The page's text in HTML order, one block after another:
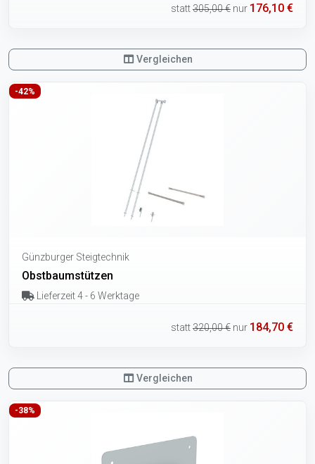
statt305,00 € nur 176,10 €
Vergleichen
-42%
Günzburger Steigtechnik
Obstbaumstützen
Lieferzeit 4 - 6 Werktage
statt320,00 € nur 184,70 €
Vergleichen
-38%